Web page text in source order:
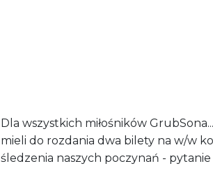
Dla wszystkich miłośników
mieli do rozdania dwa bilety na w/w
śledzenia naszych poczynań -